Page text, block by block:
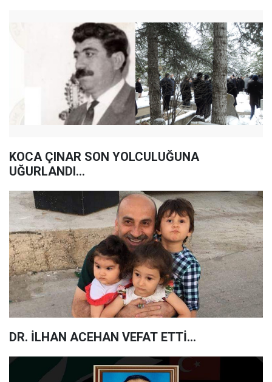
KOCA ÇINAR SON YOLCULUĞUNA
UĞURLANDI...
DR. İLHAN ACEHAN VEFAT ETTİ...